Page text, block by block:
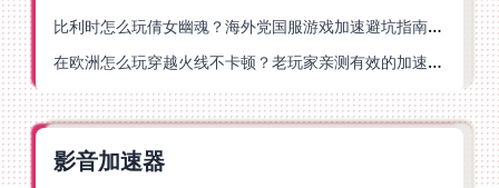
比利时怎么玩倩女幽魂？海外党国服游戏加速避坑指南（附实测推荐）
在欧洲怎么玩穿越火线不卡顿？老玩家亲测有效的加速器选择指南
影音加速器